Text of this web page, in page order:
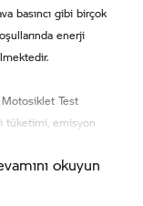
basıncı gibi birçok
enerji
Test
tüketimi, emisyon
için geliştirilmiş bir
okuyun